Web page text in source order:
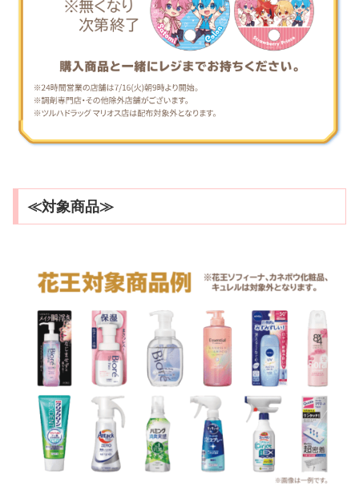
≪対象商品≫